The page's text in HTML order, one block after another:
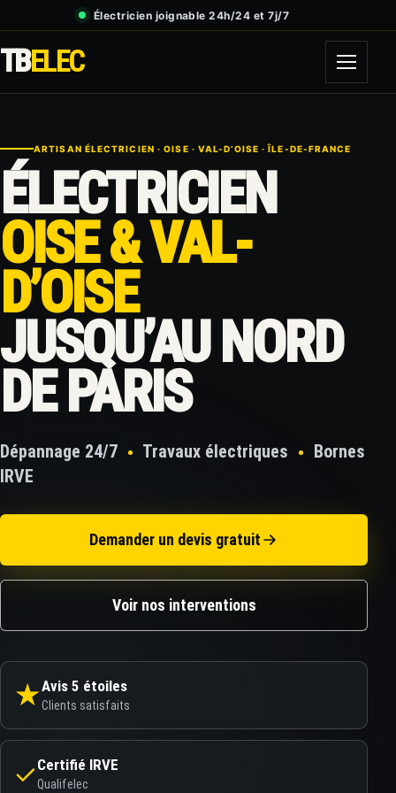
Électricien joignable 24h/24 et 7j/7
TBELEC
ARTISAN ÉLECTRICIEN · OISE · VAL-D’OISE · ÎLE-DE-FRANCE
ÉLECTRICIEN
OISE & VAL-
D’OISE
JUSQU’AU NORD
DE PARIS
Dépannage 24/7 Travaux électriques
Bornes
IRVE
Demander un devis gratuit
Voir nos interventions
★Avis 5 étoiles
Clients satisfaits
✓Certifié IRVE
Qualifelec
Dépannage
Tableaux
Matériel
Bornes IRVE
Mise en sécurité